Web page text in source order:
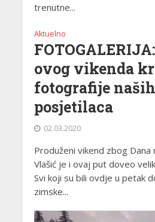
trenutne...
Aktuelno
ovog vikenda
fotografije naših
posjetilaca
02.03.2020
Produženi vikend zbog Dana
Vlašić je i ovaj put doveo
Svi koji su bili ovdje u petak
zimske...